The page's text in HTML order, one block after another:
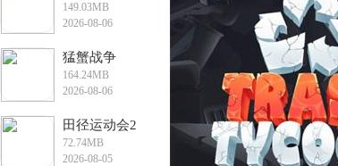
149.03MB
2026-08-06
猛蟹战争
164.24MB
2026-08-06
田径运动会2
72.74MB
2026-08-05